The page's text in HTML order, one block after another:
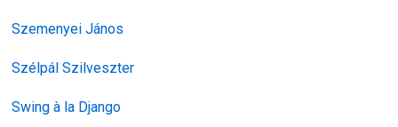
Szemenyei János
Szélpál Szilveszter
Swing à la Django